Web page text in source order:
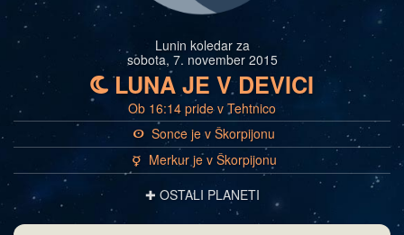
Lunin koledar za
sobota, 7. november 2015
bLUNA JE V DEVICI
Ob 16:14 pride v Tehtnico
a Sonce je v Škorpijonu
c Merkur je v Škorpijonu
✚ OSTALI PLANETI